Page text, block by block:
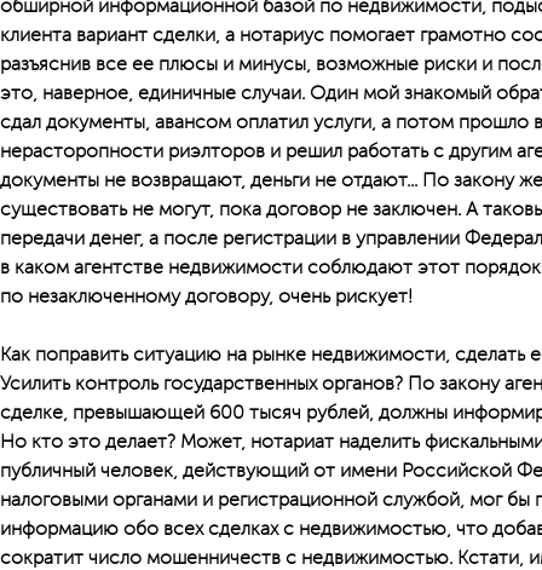
обширной информационной базой по недвижимости,
клиента вариант сделки, а нотариус помогает грамотно
разъяснив все ее плюсы и минусы, возможные риски и
это, наверное, единичные случаи. Один мой знакомый
сдал документы, авансом оплатил услуги, а потом прошло
нерасторопности риэлторов и решил работать с другим
документы не возвращают, деньги не отдают... По закону
существовать не могут, пока договор не заключен. А
передачи денег, а после регистрации в управлении
в каком агентстве недвижимости соблюдают этот
по незаключенному договору, очень рискует!
Как поправить ситуацию на рынке недвижимости, сделать
Усилить контроль государственных органов? По закону
сделке, превышающей 600 тысяч рублей, должны
Но кто это делает? Может, нотариат наделить
публичный человек, действующий от имени Российской
налоговыми органами и регистрационной службой, мог
информацию обо всех сделках с недвижимостью, что
сократит число мошенничеств с недвижимостью. Кстати,